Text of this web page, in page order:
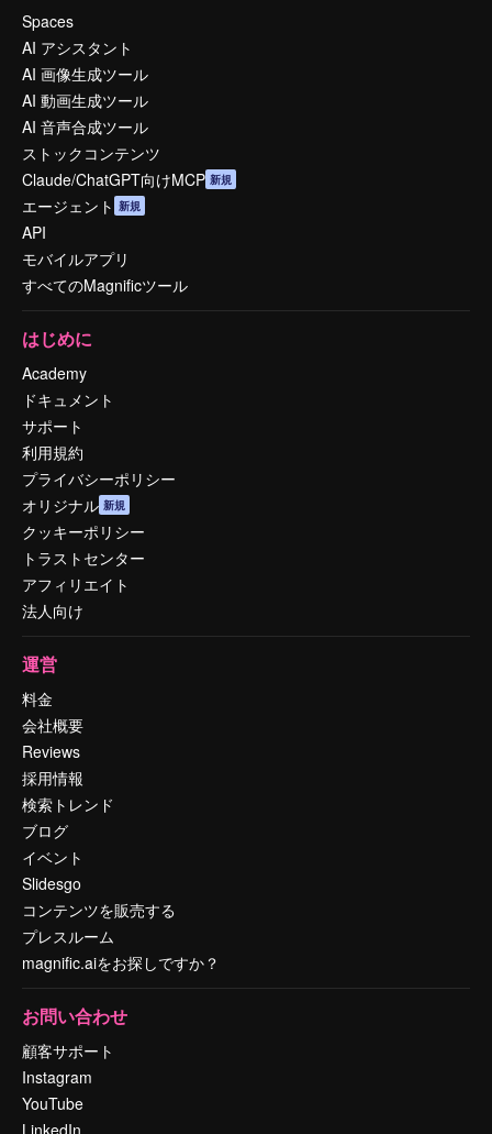
Spaces
AI アシスタント
AI 画像生成ツール
AI 動画生成ツール
AI 音声合成ツール
ストックコンテンツ
Claude/ChatGPT向けMCP 新規
エージェント 新規
API
モバイルアプリ
すべてのMagnificツール
はじめに
Academy
ドキュメント
サポート
利用規約
プライバシーポリシー
オリジナル 新規
クッキーポリシー
トラストセンター
アフィリエイト
法人向け
運営
料金
会社概要
Reviews
採用情報
検索トレンド
ブログ
イベント
Slidesgo
コンテンツを販売する
プレスルーム
magnific.aiをお探しですか？
お問い合わせ
顧客サポート
Instagram
YouTube
LinkedIn